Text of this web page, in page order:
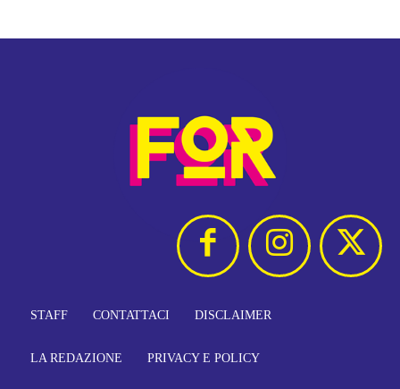
STAFF CONTATTACI DISCLAIMER
LA REDAZIONE PRIVACY E POLICY